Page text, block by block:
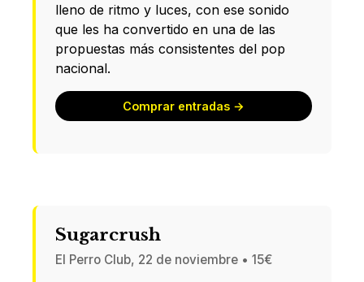
lleno de ritmo y luces, con ese sonido
que les ha convertido en una de las
propuestas más consistentes del pop
nacional.
Comprar entradas →
Sugarcrush
El Perro Club, 22 de noviembre • 15€